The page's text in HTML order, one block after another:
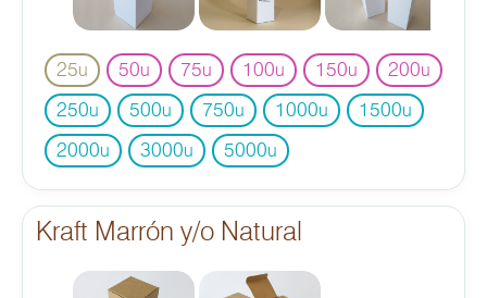
25u 50u 75u 100u 150u 200u
250u 500u 750u 1000u 1500u
2000u 3000u 5000u
Kraft Marrón y/o Natural